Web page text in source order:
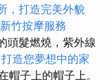
，打造完美外貌
新竹按摩服務
頭髮燃燒，紫外線
造您夢想中的家
子上的帽子上。